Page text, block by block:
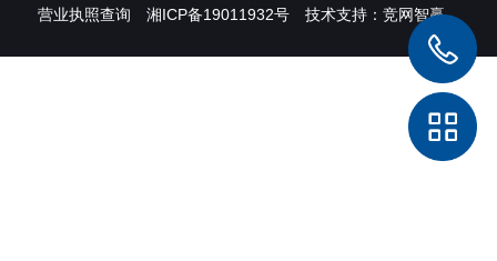
营业执照查询 湘ICP备19011932号 技术支持： 竞网智赢